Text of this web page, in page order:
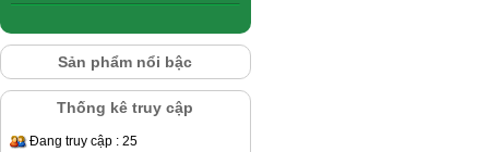
Sản phẩm nổi bậc
Thống kê truy cập
Đang truy cập : 25